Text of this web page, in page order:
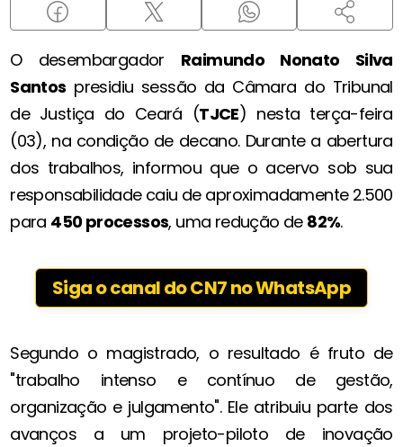
O desembargador Raimundo Nonato Silva
Santos presidiu sessão da Câmara do Tribunal
de Justiça do Ceará (TJCE) nesta terça-feira
(03), na condição de decano. Durante a abertura
dos trabalhos, informou que o acervo sob sua
responsabilidade caiu de aproximadamente 2.500
para 450 processos, uma redução de 82%.
Siga o canal do CN7 no WhatsApp
Segundo o magistrado, o resultado é fruto de
"trabalho intenso e contínuo de gestão,
organização e julgamento". Ele atribuiu parte dos
avanços a um projeto-piloto de inovação